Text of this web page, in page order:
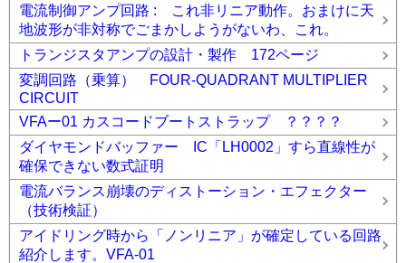
電流制御アンプ回路 : これ非リニア動作。おまけに天
地波形が非対称でごまかしようがないわ、これ。
トランジスタアンプの設計・製作 172ページ
変調回路（乗算） FOUR-QUADRANT MULTIPLIER
CIRCUIT
VFAー01 カスコードブートストラップ ？？？？
ダイヤモンドバッファー IC「LH0002」すら直線性が
確保できない数式証明
電流バランス崩壊のディストーション・エフェクター
（技術検証）
アイドリング時から「ノンリニア」が確定している回路
紹介します。VFA-01